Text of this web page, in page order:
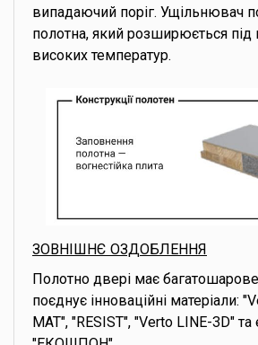
випадаючий поріг. Ущільнювач
полотна, який розширюється
високих температур.
ЗОВНІШНЄ ОЗДОБЛЕННЯ
Полотно двері має
поєднує інноваційні матеріали:
MAT", "RESIST", "Verto LINE-3D" та